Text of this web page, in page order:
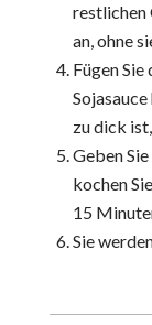
restlichen
an, ohne
Fügen
Sojasauce
zu dick
Geben
kochen
15
Sie